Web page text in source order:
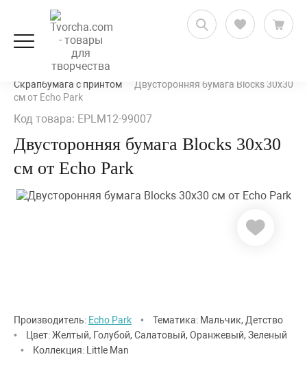
Скрапбукинг
Бумага для скрапбукинга
Скрапбумага с принтом
Двусторонняя бумага Blocks 30х30
см от Echo Park
Код товара: EPLM12-99007
Двусторонняя бумага Blocks 30х30
см от Echo Park
Производитель: Echo Park •
Тематика: Мальчик, Детство
•
Цвет: Желтый, Голубой, Салатовый, Оранжевый, Зеленый
•
Коллекция: Little Man